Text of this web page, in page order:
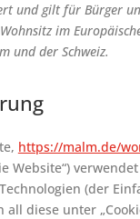
und gilt für Bürger
im
und der Schweiz.
https://malm.de/
Website“)
(der
all diese unter